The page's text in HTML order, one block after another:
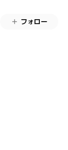
フォロー